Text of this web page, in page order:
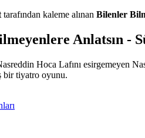
tarafından kaleme alınan Bilenler
Anlatsın -
Hoca Lafını esirgemeyen
bir tiyatro oyunu.